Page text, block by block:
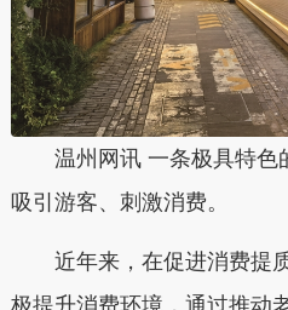
温州网讯 一条极具特色
吸引游客、刺激消费。
近年来，在促进消费提质